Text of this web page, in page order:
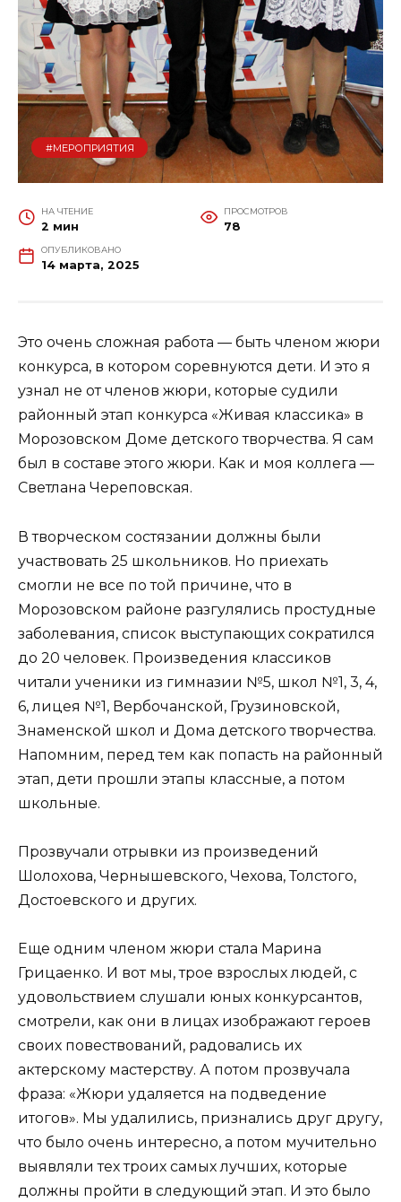
#МЕРОПРИЯТИЯ
НА ЧТЕНИЕ
2 мин
ПРОСМОТРОВ
78
ОПУБЛИКОВАНО
14 марта, 2025
Это очень сложная работа — быть членом жюри
конкурса, в котором соревнуются дети. И это я
узнал не от членов жюри, которые судили
районный этап конкурса «Живая классика» в
Морозовском Доме детского творчества. Я сам
был в составе этого жюри. Как и моя коллега —
Светлана Череповская.
В творческом состязании должны были
участвовать 25 школьников. Но приехать
смогли не все по той причине, что в
Морозовском районе разгулялись простудные
заболевания, список выступающих сократился
до 20 человек. Произведения классиков
читали ученики из гимназии №5, школ №1, 3, 4,
6, лицея №1, Вербочанской, Грузиновской,
Знаменской школ и Дома детского творчества.
Напомним, перед тем как попасть на районный
этап, дети прошли этапы классные, а потом
школьные.
Прозвучали отрывки из произведений
Шолохова, Чернышевского, Чехова, Толстого,
Достоевского и других.
Еще одним членом жюри стала Марина
Грицаенко. И вот мы, трое взрослых людей, с
удовольствием слушали юных конкурсантов,
смотрели, как они в лицах изображают героев
своих повествований, радовались их
актерскому мастерству. А потом прозвучала
фраза: «Жюри удаляется на подведение
итогов». Мы удалились, признались друг другу,
что было очень интересно, а потом мучительно
выявляли тех троих самых лучших, которые
должны пройти в следующий этап. И это было